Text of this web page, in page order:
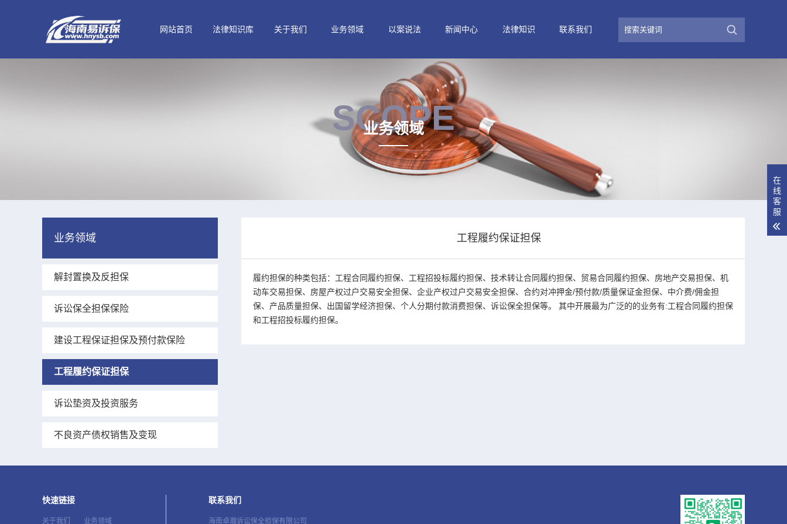
网站首页 法律知识库 关于我们 业务领域 以案说法 新闻中心 法律知识 联系我们
SCOPE
业务领域
业务领域
解封置换及反担保
诉讼保全担保保险
建设工程保证担保及预付款保险
工程履约保证担保
诉讼垫资及投资服务
不良资产债权销售及变现
工程履约保证担保
履约担保的种类包括：工程合同履约担保、工程招投标履约担保、技术转让合同履约担保、贸易合同履约担保、房地产交易担保、机
动车交易担保、房屋产权过户交易安全担保、企业产权过户交易安全担保、合约对冲押金/预付款/质量保证金担保、中介费/佣金担
保、产品质量担保、出国留学经济担保、个人分期付款消费担保、诉讼保全担保等。 其中开展最为广泛的的业务有:工程合同履约担保
和工程招投标履约担保。
快速链接
关于我们 业务领域
联系我们
海南卓瀚诉讼保全担保有限公司
在
线
客
服